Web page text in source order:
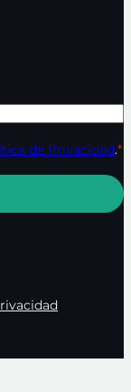
de Privacidad.*